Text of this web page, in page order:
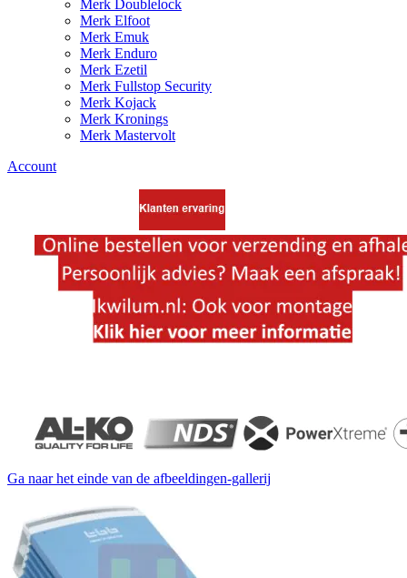
Merk Doublelock
Merk Elfoot
Merk Emuk
Merk Enduro
Merk Ezetil
Merk Fullstop Security
Merk Kojack
Merk Kronings
Merk Mastervolt
Account
Ga naar het einde van de afbeeldingen-gallerij